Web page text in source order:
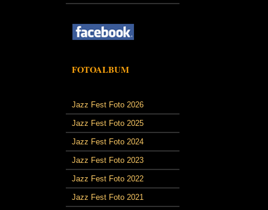
FOTOALBUM
Jazz Fest Foto 2026
Jazz Fest Foto 2025
Jazz Fest Foto 2024
Jazz Fest Foto 2023
Jazz Fest Foto 2022
Jazz Fest Foto 2021